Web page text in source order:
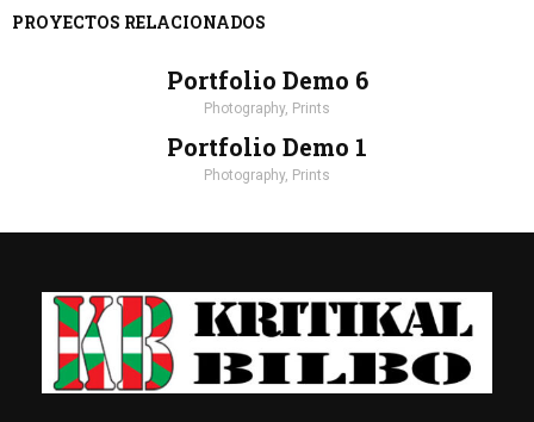
PROYECTOS RELACIONADOS
Portfolio Demo 6
Photography, Prints
Portfolio Demo 1
Photography, Prints